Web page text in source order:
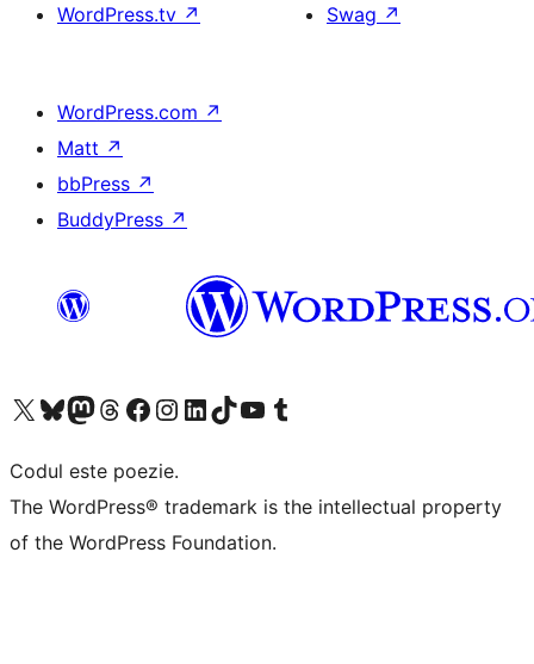
WordPress.tv ↗
Swag ↗
WordPress.com ↗
Matt ↗
bbPress ↗
BuddyPress ↗
Mergi la contul nostru X (fost Twitter)
Vizitează contul nostru Bluesky
Vizitează contul nostru Mastodon
Vizitează contul nostru Threads
Vizitează pagina noastră Facebook
Vizitează-ne pe Instagram
Vizitează-ne pe LinkedIn
Vizitează contul nostru TikTok
Vizitează canalul nostru YouTube
Vizitează contul nostru Tumblr
Codul este poezie.
The WordPress® trademark is the intellectual property
of the WordPress Foundation.